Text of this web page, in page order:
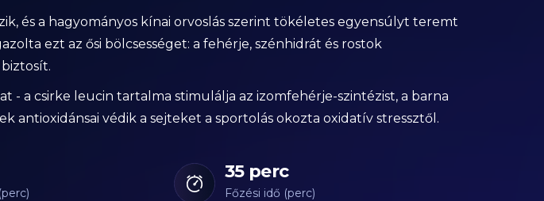
és a hagyományos kínai orvoslás szerint tökéletes egyensúlyt teremt
ezt az ősi bölcsességet: a fehérje, szénhidrát és rostok
- a csirke leucin tartalma stimulálja az izomfehérje-szintézist, a barna
antioxidánsai védik a sejteket a sportolás okozta oxidatív stressztől.
35 perc
Főzési idő (perc)